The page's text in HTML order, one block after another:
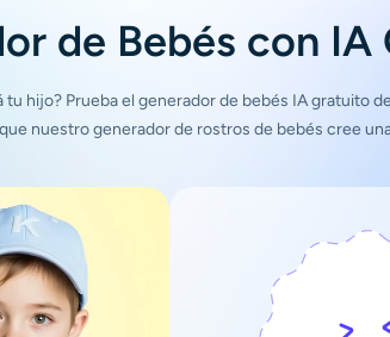
de Bebés con IA
hijo? Prueba el generador de bebés IA gratuito
nuestro generador de rostros de bebés cree